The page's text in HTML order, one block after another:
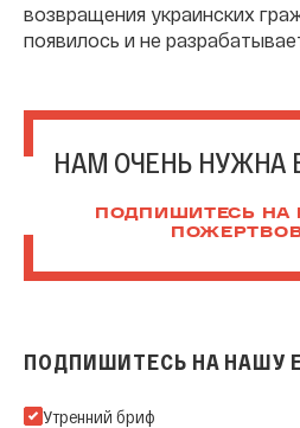
возвращения украинских
появилось и не
НАМ ОЧЕНЬ
ПОДПИШИТЕСЬ НА
ПОДПИШИТЕСЬ НА НАШУ
Подпишитесь на нашу Email-
Утренний бриф